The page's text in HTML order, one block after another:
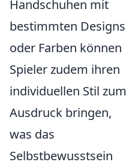
Handschuhen mit
bestimmten Designs
oder Farben können
Spieler zudem ihren
individuellen Stil zum
Ausdruck bringen,
was das
Selbstbewusstsein